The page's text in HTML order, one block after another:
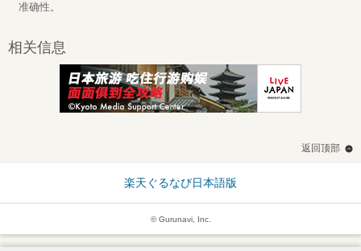
准确性。
相关信息
返回顶部
楽天ぐるなび日本語版
© Gurunavi, Inc.